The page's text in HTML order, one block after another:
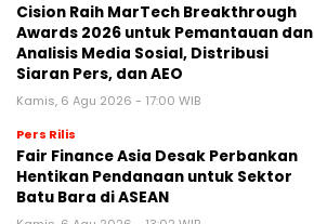
Cision Raih MarTech Breakthrough
Awards 2026 untuk Pemantauan dan
Analisis Media Sosial, Distribusi
Siaran Pers, dan AEO
Kamis, 6 Agu 2026 - 17:00 WIB
Pers Rilis
Fair Finance Asia Desak Perbankan
Hentikan Pendanaan untuk Sektor
Batu Bara di ASEAN